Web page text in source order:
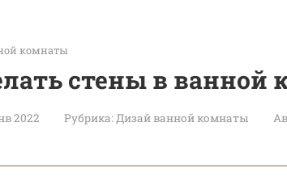
комнаты
стены в ванной
2022 Рубрика:Дизай ванной комнаты